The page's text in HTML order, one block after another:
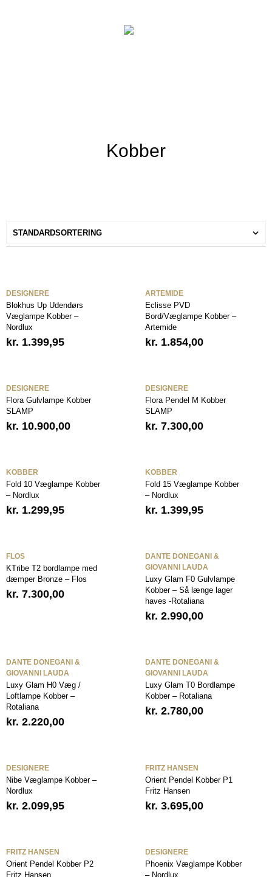
Kobber
DESIGNERE
Blokhus Up Udendørs
Væglampe Kobber –
Nordlux
kr. 1.399,95
ARTEMIDE
Eclisse PVD
Bord/Væglampe Kobber –
Artemide
kr. 1.854,00
DESIGNERE
Flora Gulvlampe Kobber
SLAMP
kr. 10.900,00
DESIGNERE
Flora Pendel M Kobber
SLAMP
kr. 7.300,00
KOBBER
Fold 10 Væglampe Kobber
– Nordlux
kr. 1.299,95
KOBBER
Fold 15 Væglampe Kobber
– Nordlux
kr. 1.399,95
FLOS
KTribe T2 bordlampe med
dæmper Bronze – Flos
kr. 7.300,00
DANTE DONEGANI &
GIOVANNI LAUDA
Luxy Glam F0 Gulvlampe
Kobber – Så længe lager
haves -Rotaliana
kr. 2.990,00
DANTE DONEGANI &
GIOVANNI LAUDA
Luxy Glam H0 Væg /
Loftlampe Kobber –
Rotaliana
kr. 2.220,00
DANTE DONEGANI &
GIOVANNI LAUDA
Luxy Glam T0 Bordlampe
Kobber – Rotaliana
kr. 2.780,00
DESIGNERE
Nibe Væglampe Kobber –
Nordlux
kr. 2.099,95
FRITZ HANSEN
Orient Pendel Kobber P1
Fritz Hansen
kr. 3.695,00
FRITZ HANSEN
Orient Pendel Kobber P2
Fritz Hansen
DESIGNERE
Phoenix Væglampe Kobber
– Nordlux